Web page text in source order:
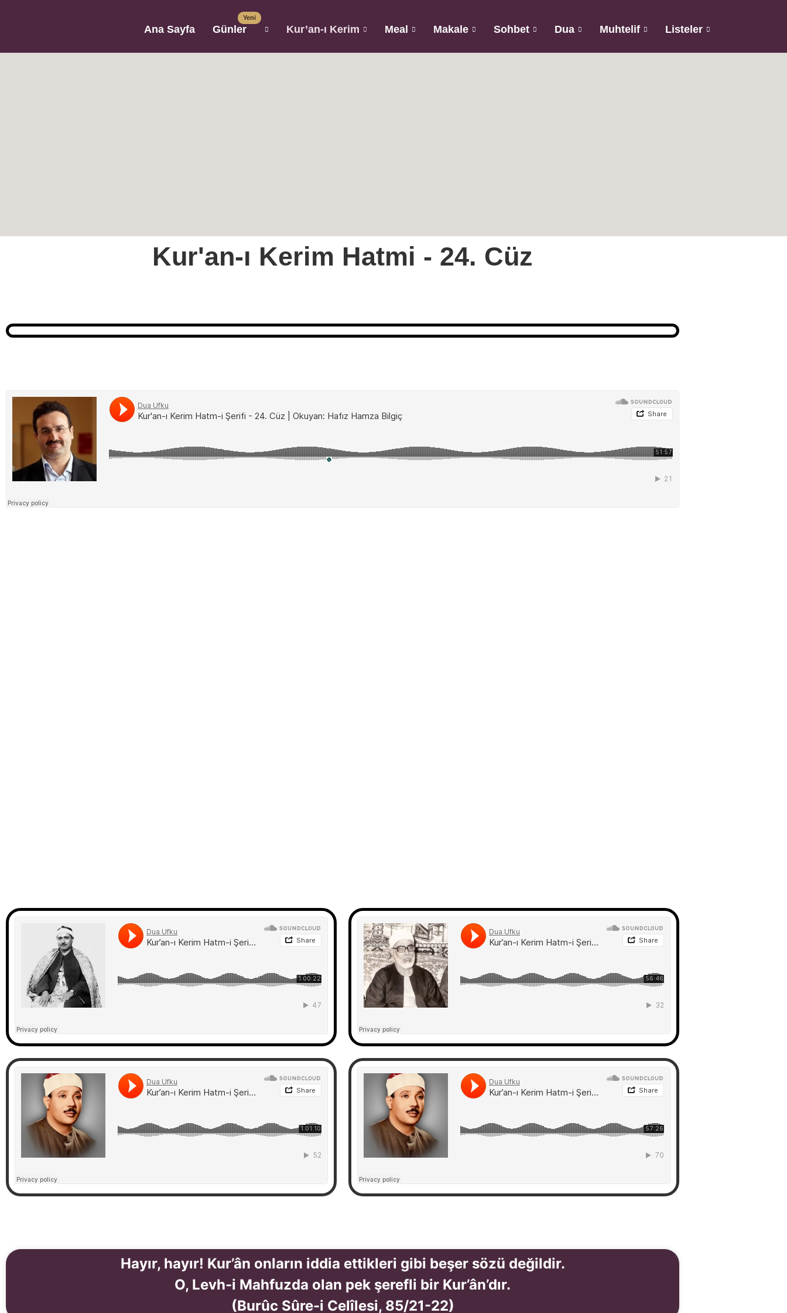
Ana Sayfa Günler
Yeni
Kur’an-ı Kerim Meal Makale Sohbet Dua Muhtelif Listeler
Kur'an-ı Kerim Hatmi - 24. Cüz
Hayır, hayır! Kur’ân onların iddia ettikleri gibi beşer sözü değildir.
O, Levh-i Mahfuzda olan pek şerefli bir Kur’ân’dır.
(Burûc Sûre-i Celîlesi, 85/21-22)